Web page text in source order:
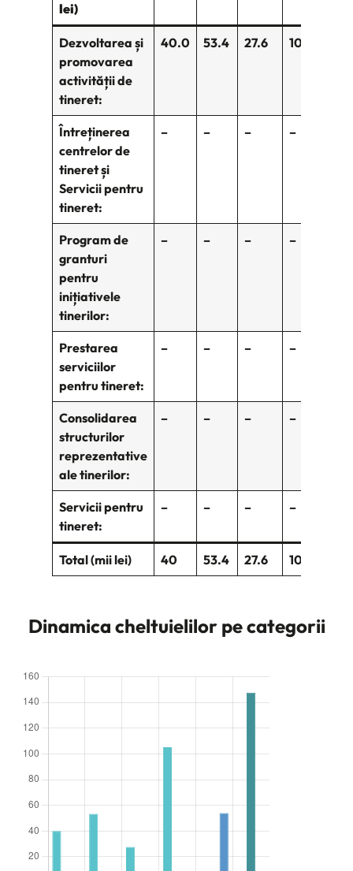
lei)
Dezvoltarea și
promovarea
activității de
tineret:
40.0 53.4 27.6 105.1
Întreținerea
centrelor de
tineret și
Servicii pentru
tineret:
– – – –
Program de
granturi
pentru
inițiativele
tinerilor:
– – – –
Prestarea
serviciilor
pentru tineret:
– – – –
Consolidarea
structurilor
reprezentative
ale tinerilor:
– – – –
Servicii pentru
tineret:
– – – –
Total (mii lei) 40 53.4 27.6 105.1
Dinamica cheltuielilor pe categorii